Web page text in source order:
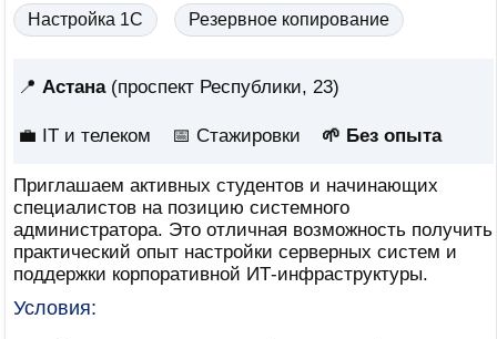
Настройка 1С Резервное копирование
📍 Астана(проспект Республики, 23)
💼 IT и телеком 📅 Стажировки 🌱 Без опыта
Приглашаем активных студентов и начинающих
специалистов на позицию системного
администратора. Это отличная возможность получить
практический опыт настройки серверных систем и
поддержки корпоративной ИТ-инфраструктуры.
Условия: